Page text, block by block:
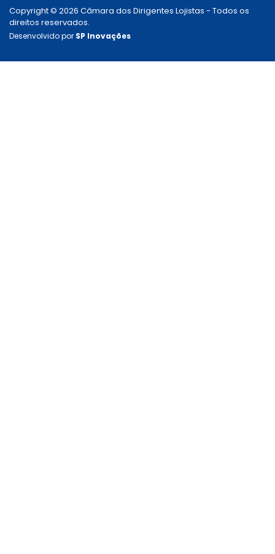
Copyright © 2026 Câmara dos Dirigentes Lojistas - Todos os
direitos reservados.
Desenvolvido por SP Inovações